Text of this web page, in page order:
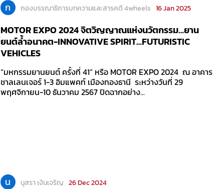
ก กองบรรณาธิการบทความและสารคดี 4wheels 16 Jan 2025
MOTOR EXPO 2024 จิตวิญญาณแห่งนวัตกรรม…ยาน
ยนต์ล้ำอนาคต-INNOVATIVE SPIRIT…FUTURISTIC
VEHICLES
“มหกรรมยานยนต์ ครั้งที่ 41” หรือ MOTOR EXPO 2024 ณ อาคาร
ชาลเลนเจอร์ 1-3 อิมแพคท์ เมืองทองธานี ระหว่างวันที่ 29
พฤศจิกายน-10 ธันวาคม 2567 ปิดฉากอย่าง...
น นุสรา เงินเจริญ 26 Dec 2024